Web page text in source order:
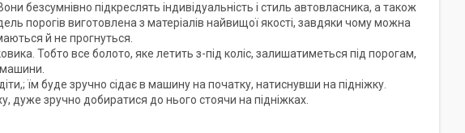
безсумнівно підкреслять індивідуальність і стиль автовласника, а також
порогів виготовлена з матеріалів найвищої якості, завдяки чому можна
й не прогнуться.
Тобто все болото, яке летить з-під коліс, залишатиметься під порогам,
їм буде зручно сідає в машину на початку, натиснувши на підніжку.
дуже зручно добиратися до нього стоячи на підніжках.